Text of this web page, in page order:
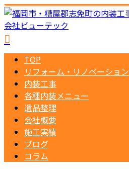
TOP
リフォーム・リノベーション
内装工事
各種内装メニュー
遺品整理
会社概要
施工実績
ブログ
コラム